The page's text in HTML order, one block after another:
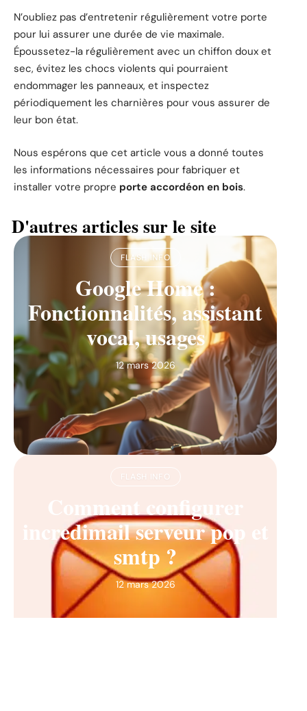
N’oubliez pas d’entretenir régulièrement votre porte
pour lui assurer une durée de vie maximale.
Époussetez-la régulièrement avec un chiffon doux et
sec, évitez les chocs violents qui pourraient
endommager les panneaux, et inspectez
périodiquement les charnières pour vous assurer de
leur bon état.
Nous espérons que cet article vous a donné toutes
les informations nécessaires pour fabriquer et
installer votre propre porte accordéon en bois.
D'autres articles sur le site
FLASH INFO
Google Home :
Fonctionnalités, assistant
vocal, usages
12 mars 2026
FLASH INFO
Comment configurer
incredimail serveur pop et
smtp ?
12 mars 2026